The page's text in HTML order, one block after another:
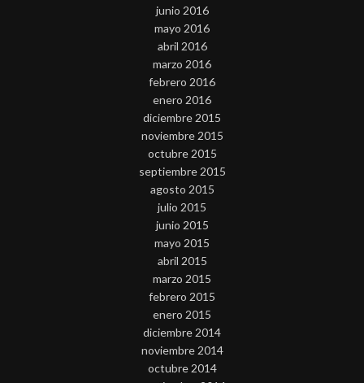
junio 2016
mayo 2016
abril 2016
marzo 2016
febrero 2016
enero 2016
diciembre 2015
noviembre 2015
octubre 2015
septiembre 2015
agosto 2015
julio 2015
junio 2015
mayo 2015
abril 2015
marzo 2015
febrero 2015
enero 2015
diciembre 2014
noviembre 2014
octubre 2014